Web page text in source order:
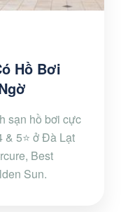
Hồ Bơi
sạn hồ bơi cực
5⭐ ở Đà Lạt
Best
Sun.